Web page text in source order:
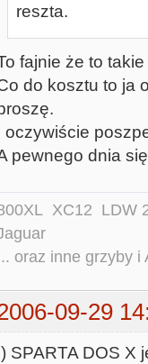
reszta.
fajnie że to
do kosztu to ja
oczywiście
pewnego dnia
XC12 LDW
oraz inne grzyby i
09-29
SPARTA DOS X